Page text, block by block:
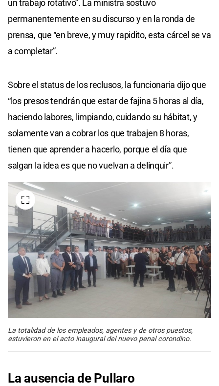
un trabajo rotativo”. La ministra sostuvo
permanentemente en su discurso y en la ronda de
prensa, que “en breve, y muy rapidito, esta cárcel se va
a completar”.
Sobre el status de los reclusos, la funcionaria dijo que
“los presos tendrán que estar de fajina 5 horas al día,
haciendo labores, limpiando, cuidando su hábitat, y
solamente van a cobrar los que trabajen 8 horas,
tienen que aprender a hacerlo, porque el día que
salgan la idea es que no vuelvan a delinquir”.
La totalidad de los empleados, agentes y de otros puestos,
estuvieron en el acto inaugural del nuevo penal corondino.
La ausencia de Pullaro